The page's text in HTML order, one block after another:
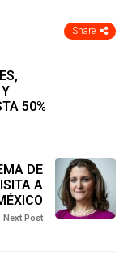
Share
50%
DE
A
Next Post